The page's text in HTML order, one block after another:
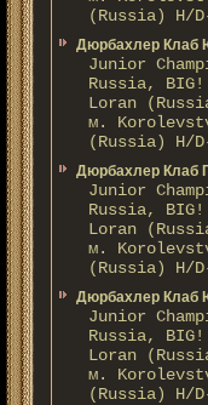
(Russia) H/
Дюрбахлер Клаб
Junior
Russia,
Loran
м.
(Russia) H/
Дюрбахлер Клаб
Junior
Russia,
Loran
м.
(Russia) H/
Дюрбахлер Клаб
Junior
Russia,
Loran
м.
(Russia) H/